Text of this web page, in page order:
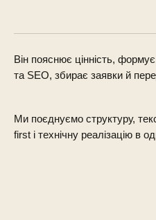
Він пояснює цінність,
та SEO, збирає заявки й
Ми поєднуємо структуру,
first і технічну реалізацію в